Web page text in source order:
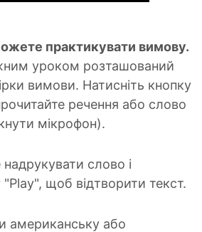
практикувати вимову.
уроком розташований
вимови. Натисніть кнопку
речення або слово
мікрофон).
слово і
щоб відтворити текст.
американську або